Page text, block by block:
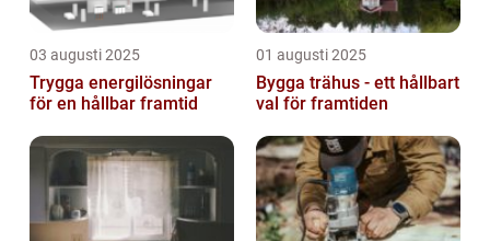
03 augusti 2025
Trygga energilösningar
för en hållbar framtid
01 augusti 2025
Bygga trähus - ett hållbart
val för framtiden